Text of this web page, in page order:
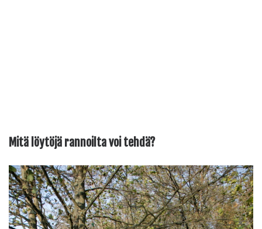
Mitä löytöjä rannoilta voi tehdä?